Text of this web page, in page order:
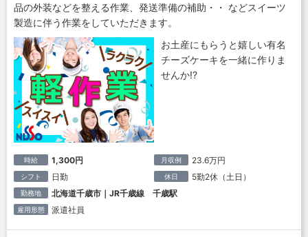
品の外装などを整える作業、発送準備の補助・・ などスイーツ
製造に伴う作業をしていただきます。
お土産にもらうと嬉しい有名
チーズケーキを一緒に作りま
せんか!?
時給 1,300円 月収例 23.6万円
シフト 日勤 休日 5勤2休（土日）
勤務地 北海道千歳市｜JR千歳線 千歳駅
雇用形態 派遣社員